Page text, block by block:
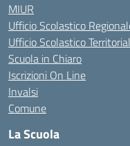
MIUR
Ufficio Scolastico
Ufficio Scolastico
Scuola in Chiaro
Iscrizioni On Line
Invalsi
Comune
La Scuola